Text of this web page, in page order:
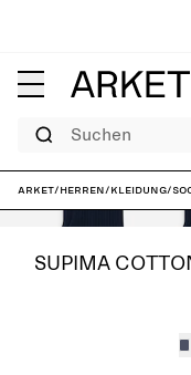
Suchen
ARKET/Herren/Kleidung/
SUPIMA